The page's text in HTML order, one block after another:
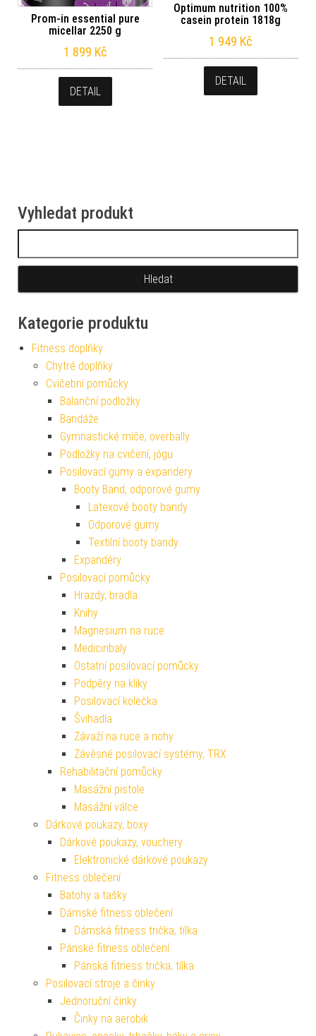
Prom-in essential pure
micellar 2250 g
1 899 Kč
DETAIL
Optimum nutrition 100%
casein protein 1818g
1 949 Kč
DETAIL
Vyhledat produkt
Kategorie produktu
Fitness doplňky
Chytré doplňky
Cvičební pomůcky
Balanční podložky
Bandáže
Gymnastické míče, overbally
Podložky na cvičení, jógu
Posilovací gumy a expandery
Booty Band, odporové gumy
Latexové booty bandy
Odporové gumy
Textilní booty bandy
Expandéry
Posilovací pomůcky
Hrazdy, bradla
Knihy
Magnesium na ruce
Medicinbaly
Ostatní posilovací pomůcky
Podpěry na kliky
Posilovací kolečka
Švihadla
Závaží na ruce a nohy
Závěsné posilovací systémy, TRX
Rehabilitační pomůcky
Masážní pistole
Masážní válce
Dárkové poukazy, boxy
Dárkové poukazy, vouchery
Elektronické dárkové poukazy
Fitness oblečení
Batohy a tašky
Dámské fitness oblečení
Dámská fitness trička, tílka
Pánské fitness oblečení
Pánská fitness trička, tílka
Posilovací stroje a činky
Jednoruční činky
Činky na aerobik